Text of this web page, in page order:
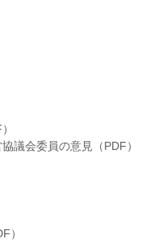
議会委員の意見（PDF）
）